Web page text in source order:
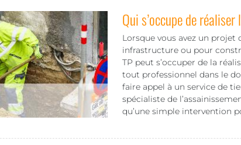
Qui s’occupe de
Lorsque vous avez un
infrastructure ou pour
TP peut s’occuper de la
tout professionnel dans le
faire appel à un service de
spécialiste de
qu’une simple intervention